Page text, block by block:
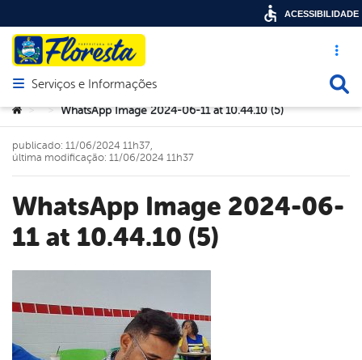
Acesso
Abrir menu principal de navegação
Serviços e Informações
Você está aqui:
> > WhatsApp Image 2024-06-11 at 10.44.10 (5)
WhatsApp Image 2024-06-
11 at 10.44.10 (5)
publicado: 11/06/2024 11h37,
última modificação: 11/06/2024 11h37
ACESSIBILIDADE